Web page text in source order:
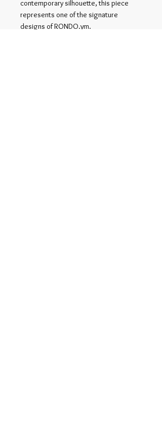
contemporary silhouette, this piece
represents one of the signature
designs of RONDO.ym.